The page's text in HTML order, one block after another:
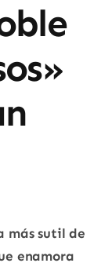
más sutil de
enamora